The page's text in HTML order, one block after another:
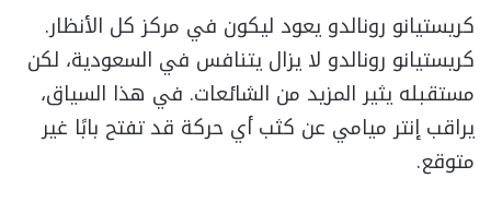
كريستيانو رونالدو يعود ليكون في مركز كل الأنظار.
كريستيانو رونالدو لا يزال يتنافس في السعودية، لكن
مستقبله يثير المزيد من الشائعات. في هذا السياق،
يراقب إنتر ميامي عن كثب أي حركة قد تفتح بابًا غير
متوقع.